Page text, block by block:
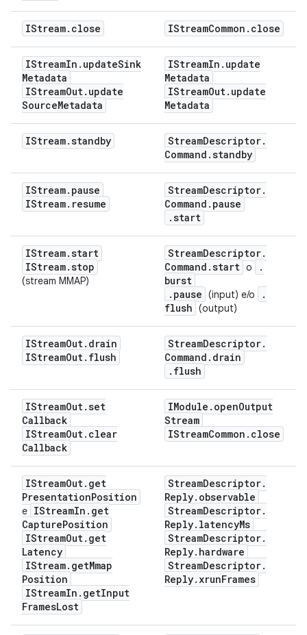
IStream. close IStreamCommon . close
IStreamIn . updateSink
Metadata
IStreamOut. update
SourceMetadata
IStreamIn . update
Metadata
IStreamOut. update
Metadata
IStream.standby StreamDescriptor.
Command .standby
IStream. pause
IStream. resume
StreamDescriptor.
Command . pause
.start
IStream.start
IStream.stop
(stream MMAP)
StreamDescriptor.
Command .start o
.
burst
. pause (input) e/o
.
flush (output)
IStreamOut. drain
IStreamOut. flush
StreamDescriptor.
Command . drain
. flush
IStreamOut.set
Callback
IStreamOut. clear
Callback
IModule . openOutput
Stream
IStreamCommon . close
IStreamOut. get
PresentationPosition
e IStreamIn . get
CapturePosition
IStreamOut. get
Latency
IStream. getMmap
Position
IStreamIn . getInput
FramesLost
StreamDescriptor.
Reply. observable
StreamDescriptor.
Reply. latencyMs
StreamDescriptor.
Reply. hardware
StreamDescriptor.
Reply. xrunFrames